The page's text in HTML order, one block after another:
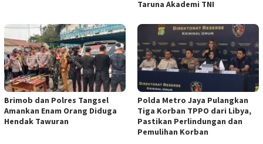
Taruna Akademi TNI
Brimob dan Polres Tangsel
Amankan Enam Orang Diduga
Hendak Tawuran
Polda Metro Jaya Pulangkan
Tiga Korban TPPO dari Libya,
Pastikan Perlindungan dan
Pemulihan Korban